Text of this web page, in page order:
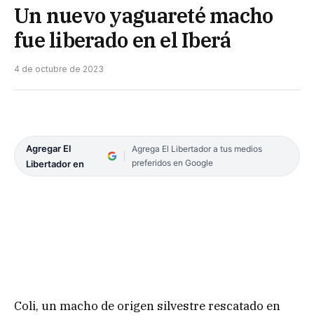
Un nuevo yaguareté macho
fue liberado en el Iberá
4 de octubre de 2023
Agregar El
Libertador en
Agrega El Libertador a tus medios
preferidos en Google
Coli, un macho de origen silvestre rescatado en